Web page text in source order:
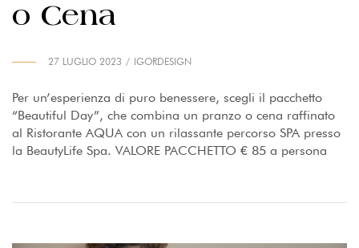
o Cena
27 LUGLIO 2023 IGORDESIGN
Per un’esperienza di puro benessere, scegli il pacchetto
“Beautiful Day”, che combina un pranzo o cena raffinato
al Ristorante AQUA con un rilassante percorso SPA presso
la BeautyLife Spa. VALORE PACCHETTO € 85 a persona